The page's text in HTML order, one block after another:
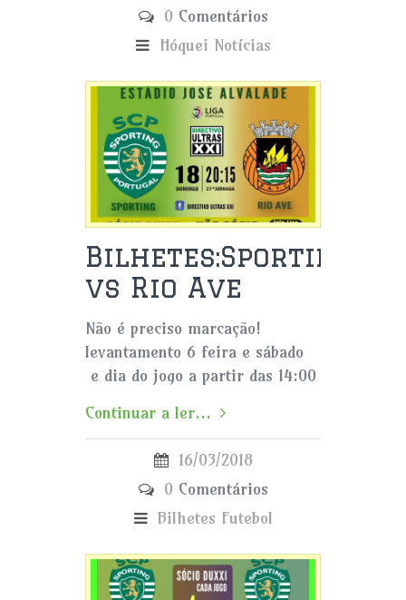
0 Comentários
Hóquei Notícias
Bilhetes:Sporting
vs Rio Ave
Não é preciso marcação!
levantamento 6 feira e sábado
e dia do jogo a partir das 14:00
Continuar a ler...
16/03/2018
0 Comentários
Bilhetes Futebol